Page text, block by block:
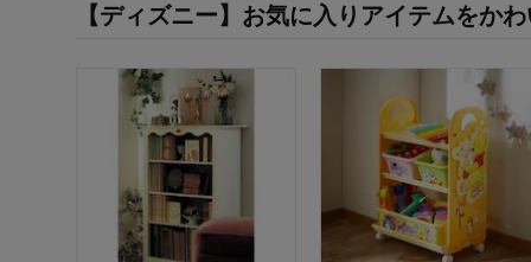
【ディズニー】お気に入りアイテムをか